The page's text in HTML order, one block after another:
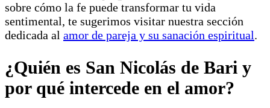
sobre cómo la fe puede transformar tu vida
sentimental, te sugerimos visitar nuestra sección
dedicada al amor de pareja y su sanación espiritual.
¿Quién es San Nicolás de Bari y
por qué intercede en el amor?